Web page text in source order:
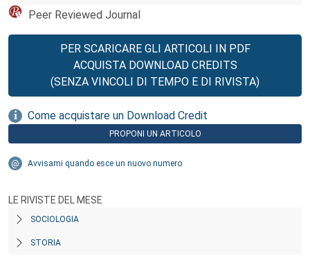
Peer Reviewed Journal
PER SCARICARE GLI ARTICOLI IN PDF
ACQUISTA DOWNLOAD CREDITS
(SENZA VINCOLI DI TEMPO E DI RIVISTA)
Come acquistare un Download Credit
PROPONI UN ARTICOLO
Avvisami quando esce un nuovo numero
LE RIVISTE DEL MESE
SOCIOLOGIA
STORIA